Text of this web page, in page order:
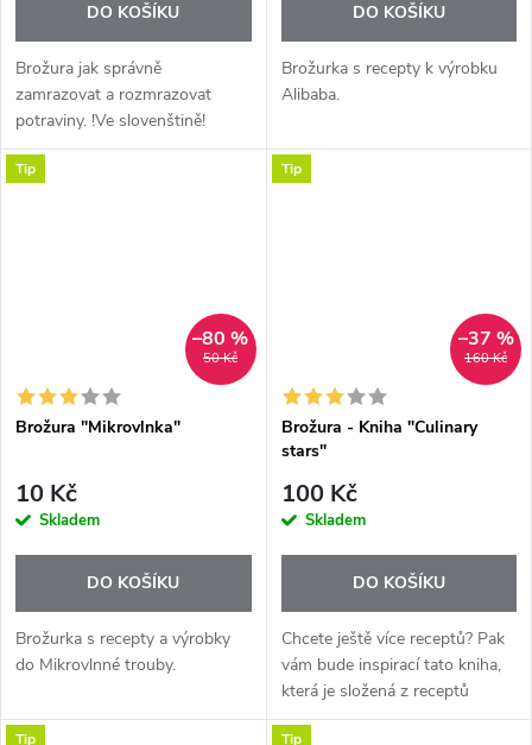
DO KOŠÍKU
Brožura jak správně
zamrazovat a rozmrazovat
potraviny. !Ve slovenštině!
DO KOŠÍKU
Brožurka s recepty k výrobku
Alibaba.
Tip
50 Kč
–80 %
Brožura "Mikrovlnka"
10 Kč
Skladem
DO KOŠÍKU
Brožurka s recepty a výrobky
do Mikrovlnné trouby.
Tip
160 Kč
–37 %
Brožura - Kniha "Culinary
stars"
100 Kč
Skladem
DO KOŠÍKU
Chcete ještě více receptů? Pak
vám bude inspirací tato kniha,
která je složená z receptů
soutěže "Culinary stars" v roce
Tip Tip